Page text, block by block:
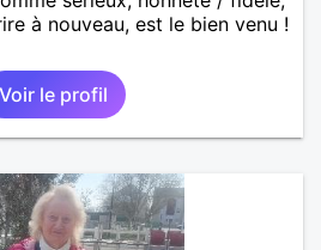
à nouveau, est le bien venu !
Voir le profil